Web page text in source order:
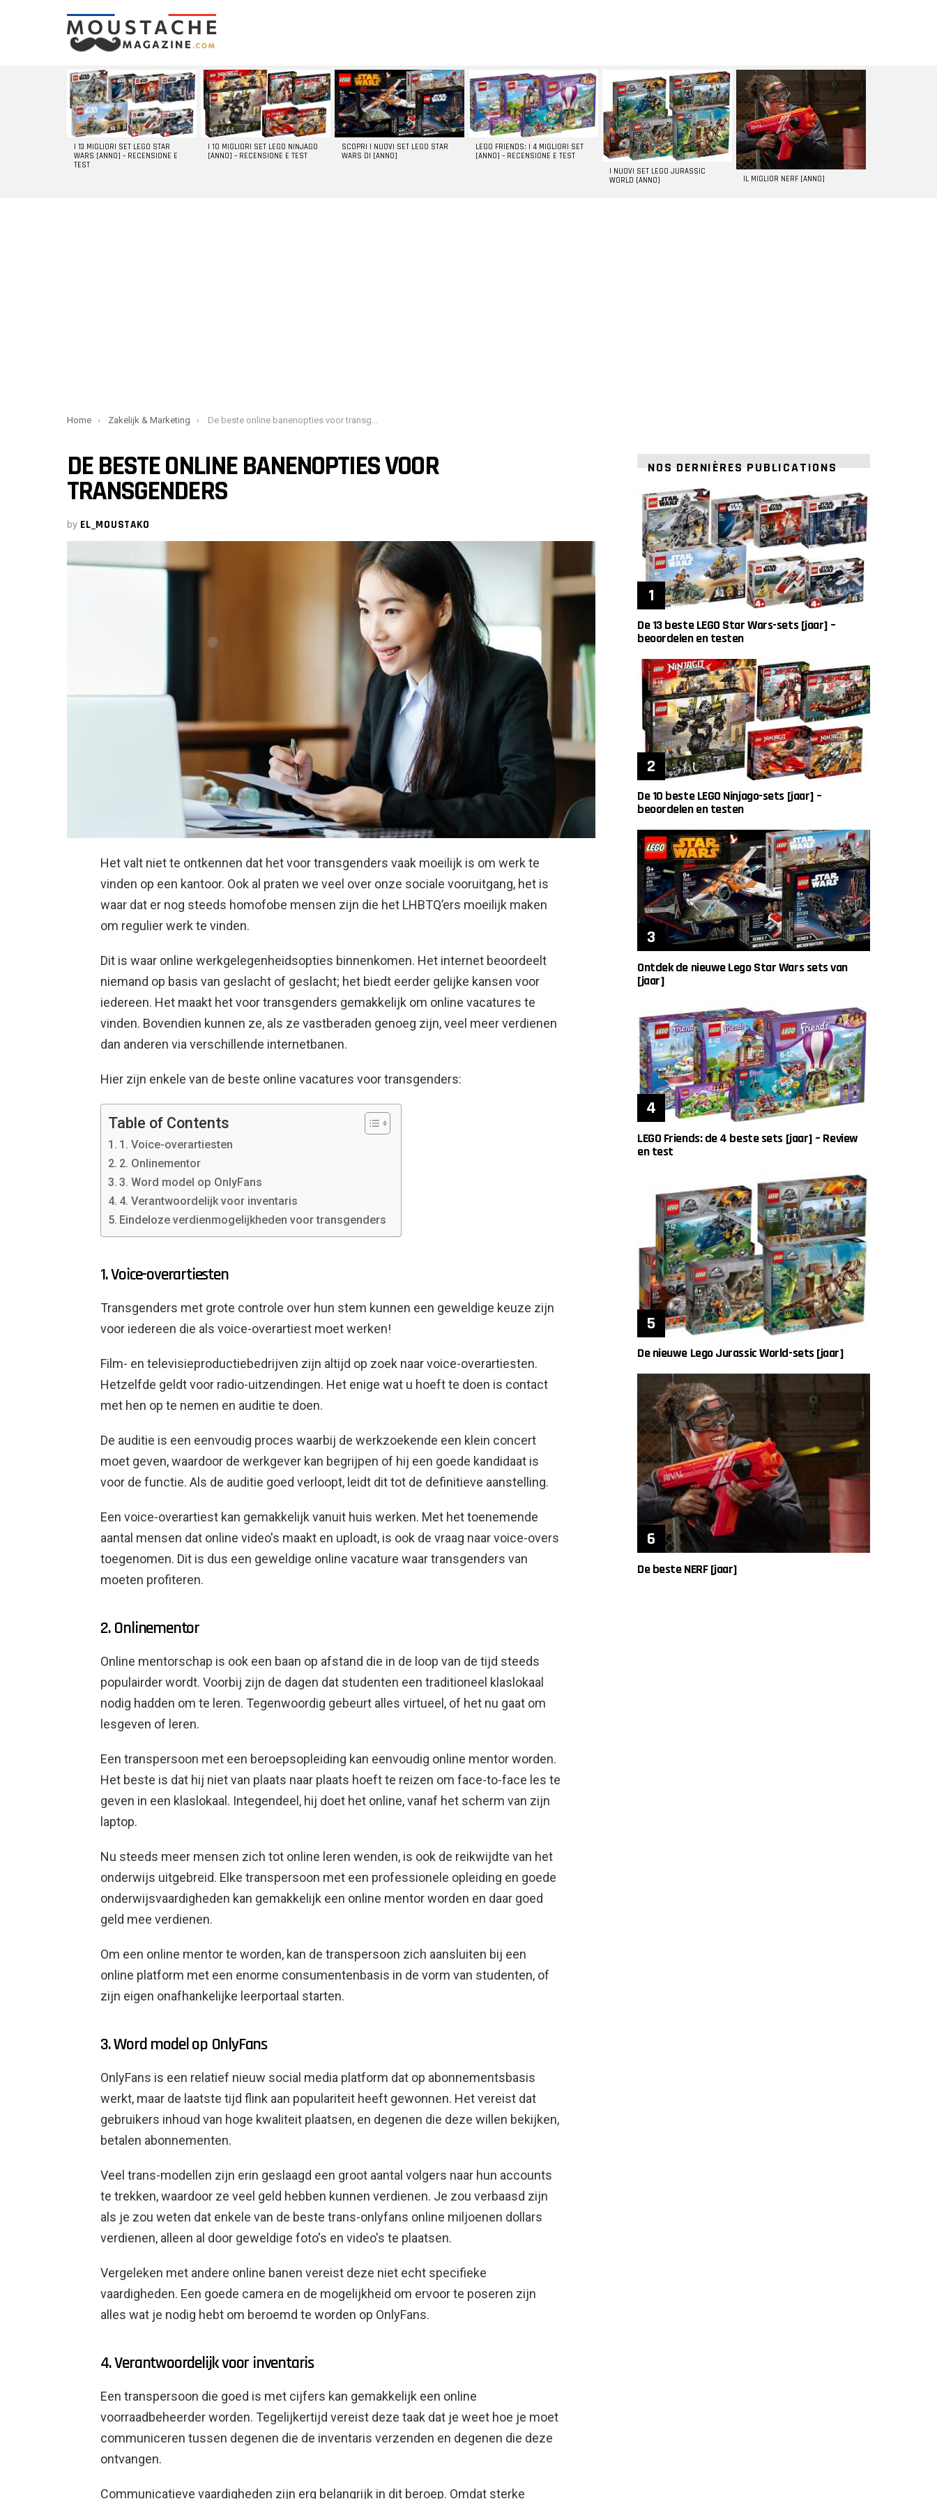
LATEST
STORIES
I 13 MIGLIORI SET LEGO STAR
WARS [ANNO] – RECENSIONE E
TEST
I 10 MIGLIORI SET LEGO NINJAGO
[ANNO] – RECENSIONE E TEST
SCOPRI I NUOVI SET LEGO STAR
WARS DI [ANNO]
LEGO FRIENDS: I 4 MIGLIORI SET
[ANNO] – RECENSIONE E TEST
I NUOVI SET LEGO JURASSIC
WORLD [ANNO]
IL MIGLIOR NERF [ANNO]
You are here:
Home Zakelijk & Marketing De beste online banenopties voor transgenders
DE BESTE ONLINE BANENOPTIES VOOR
TRANSGENDERS
by EL_MOUSTAKO
Het valt niet te ontkennen dat het voor transgenders vaak moeilijk is om werk te
vinden op een kantoor. Ook al praten we veel over onze sociale vooruitgang, het is
waar dat er nog steeds homofobe mensen zijn die het LHBTQ’ers moeilijk maken
om regulier werk te vinden.
Dit is waar online werkgelegenheidsopties binnenkomen. Het internet beoordeelt
niemand op basis van geslacht of geslacht; het biedt eerder gelijke kansen voor
iedereen. Het maakt het voor transgenders gemakkelijk om online vacatures te
vinden. Bovendien kunnen ze, als ze vastberaden genoeg zijn, veel meer verdienen
dan anderen via verschillende internetbanen.
Hier zijn enkele van de beste online vacatures voor transgenders:
Table of Contents
1. Voice-overartiesten
2. Onlinementor
3. Word model op OnlyFans
4. Verantwoordelijk voor inventaris
Eindeloze verdienmogelijkheden voor transgenders
1. Voice-overartiesten
Transgenders met grote controle over hun stem kunnen een geweldige keuze zijn
voor iedereen die als voice-overartiest moet werken!
Film- en televisieproductiebedrijven zijn altijd op zoek naar voice-overartiesten.
Hetzelfde geldt voor radio-uitzendingen. Het enige wat u hoeft te doen is contact
met hen op te nemen en auditie te doen.
De auditie is een eenvoudig proces waarbij de werkzoekende een klein concert
moet geven, waardoor de werkgever kan begrijpen of hij een goede kandidaat is
voor de functie. Als de auditie goed verloopt, leidt dit tot de definitieve aanstelling.
Een voice-overartiest kan gemakkelijk vanuit huis werken. Met het toenemende
aantal mensen dat online video's maakt en uploadt, is ook de vraag naar voice-overs
toegenomen. Dit is dus een geweldige online vacature waar transgenders van
moeten profiteren.
2. Onlinementor
Online mentorschap is ook een baan op afstand die in de loop van de tijd steeds
populairder wordt. Voorbij zijn de dagen dat studenten een traditioneel klaslokaal
nodig hadden om te leren. Tegenwoordig gebeurt alles virtueel, of het nu gaat om
lesgeven of leren.
Een transpersoon met een beroepsopleiding kan eenvoudig online mentor worden.
Het beste is dat hij niet van plaats naar plaats hoeft te reizen om face-to-face les te
geven in een klaslokaal. Integendeel, hij doet het online, vanaf het scherm van zijn
laptop.
Nu steeds meer mensen zich tot online leren wenden, is ook de reikwijdte van het
onderwijs uitgebreid. Elke transpersoon met een professionele opleiding en goede
onderwijsvaardigheden kan gemakkelijk een online mentor worden en daar goed
geld mee verdienen.
Om een ​​online mentor te worden, kan de transpersoon zich aansluiten bij een
online platform met een enorme consumentenbasis in de vorm van studenten, of
zijn eigen onafhankelijke leerportaal starten.
3. Word model op OnlyFans
OnlyFans is een relatief nieuw social media platform dat op abonnementsbasis
werkt, maar de laatste tijd flink aan populariteit heeft gewonnen. Het vereist dat
gebruikers inhoud van hoge kwaliteit plaatsen, en degenen die deze willen bekijken,
betalen abonnementen.
Veel trans-modellen zijn erin geslaagd een groot aantal volgers naar hun accounts
te trekken, waardoor ze veel geld hebben kunnen verdienen. Je zou verbaasd zijn
als je zou weten dat enkele van de beste trans-onlyfans online miljoenen dollars
verdienen, alleen al door geweldige foto's en video's te plaatsen.
Vergeleken met andere online banen vereist deze niet echt specifieke
vaardigheden. Een goede camera en de mogelijkheid om ervoor te poseren zijn
alles wat je nodig hebt om beroemd te worden op OnlyFans.
4. Verantwoordelijk voor inventaris
Een transpersoon die goed is met cijfers kan gemakkelijk een online
voorraadbeheerder worden. Tegelijkertijd vereist deze taak dat je weet hoe je moet
communiceren tussen degenen die de inventaris verzenden en degenen die deze
ontvangen.
Communicatieve vaardigheden zijn erg belangrijk in dit beroep. Omdat sterke
NOS DERNIÈRES PUBLICATIONS
De 13 beste LEGO Star Wars-sets [jaar] –
beoordelen en testen
De 10 beste LEGO Ninjago-sets [jaar] –
beoordelen en testen
Ontdek de nieuwe Lego Star Wars sets van
[jaar]
LEGO Friends: de 4 beste sets [jaar] – Review
en test
De nieuwe Lego Jurassic World-sets [jaar]
De beste NERF [jaar]